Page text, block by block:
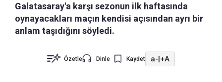
Galatasaray'a karşı sezonun ilk haftasında
oynayacakları maçın kendisi açısından ayrı bir
anlam taşıdığını söyledi.
Özetle Dinle Kaydet a-|+A